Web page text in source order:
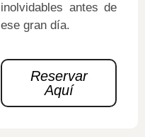
inolvidables antes de
ese gran día.
Reservar
Aquí